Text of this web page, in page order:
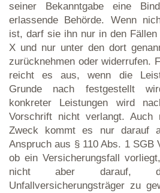
seiner Bekanntgabe eine
erlassende Behörde. Wenn
ist, darf sie ihn nur in den
X und nur unter den dort
zurücknehmen oder widerrufen.
reicht es aus, wenn die
Grunde nach festgestellt
konkreter Leistungen wird
Vorschrift nicht verlangt. Auch
Zweck kommt es nur darauf
Anspruch aus § 110 Abs. 1 SGB
ob ein Versicherungsfall
nicht aber darauf,
Unfallversicherungsträger zu